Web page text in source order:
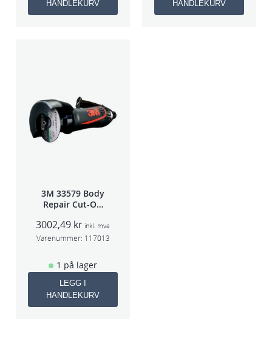
HANDLEKURV
HANDLEKURV
3M 33579 Body
Repair Cut-Off
75mm
3002,49 kr inkl. mva
Varenummer: 117013
1 på lager
LEGG I
HANDLEKURV